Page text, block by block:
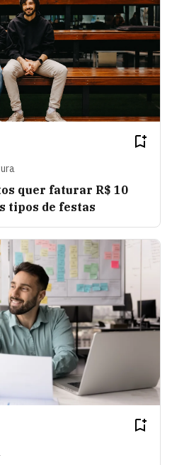
quer faturar R$ 10
tipos de festas